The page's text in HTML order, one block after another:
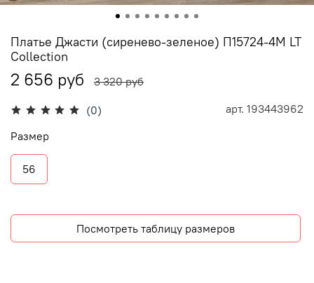
(0) арт. 193443962
Платье Джасти (сиренево-зеленое) П15724-4М LT
Collection
2 656 руб 3 320 руб
Размер
56
Посмотреть таблицу размеров